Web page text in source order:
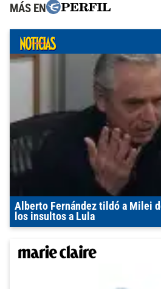
MÁS EN
Alberto Fernández tildó a Milei
los insultos a Lula